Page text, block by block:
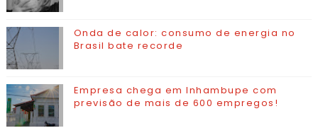
Onda de calor: consumo de energia no
Brasil bate recorde
Empresa chega em Inhambupe com
previsão de mais de 600 empregos!